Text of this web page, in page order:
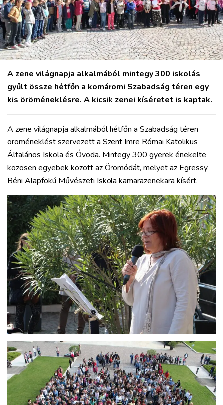
A zene világnapja alkalmából mintegy 300 iskolás
gyűlt össze hétfőn a komáromi Szabadság téren egy
kis öröméneklésre. A kicsik zenei kíséretet is kaptak.
A zene világnapja alkalmából hétfőn a Szabadság téren
öröméneklést szervezett a Szent Imre Római Katolikus
Általános Iskola és Óvoda. Mintegy 300 gyerek énekelte
közösen egyebek között az Örömódát, melyet az Egressy
Béni Alapfokú Művészeti Iskola kamarazenekara kísért.